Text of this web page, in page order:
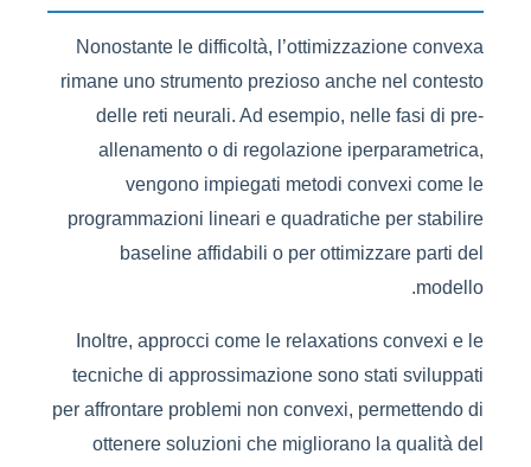
Nonostante le difficoltà, l’ottimizzazione convexa
rimane uno strumento prezioso anche nel contesto
delle reti neurali. Ad esempio, nelle fasi di pre-
allenamento o di regolazione iperparametrica,
vengono impiegati metodi convexi come le
programmazioni lineari e quadratiche per stabilire
baseline affidabili o per ottimizzare parti del
modello.
Inoltre, approcci come le relaxations convexi e le
tecniche di approssimazione sono stati sviluppati
per affrontare problemi non convexi, permettendo di
ottenere soluzioni che migliorano la qualità del